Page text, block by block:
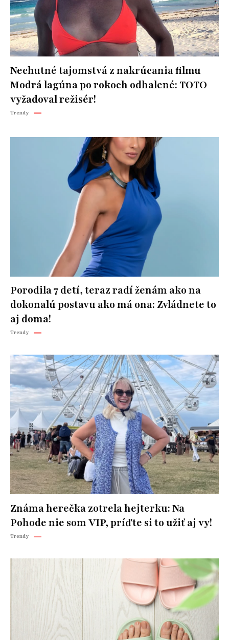
Nechutné tajomstvá z nakrúcania filmu
Modrá lagúna po rokoch odhalené: TOTO
vyžadoval režisér!
Trendy
Porodila 7 detí, teraz radí ženám ako na
dokonalú postavu ako má ona: Zvládnete to
aj doma!
Trendy
Známa herečka zotrela hejterku: Na
Pohode nie som VIP, príďte si to užiť aj vy!
Trendy